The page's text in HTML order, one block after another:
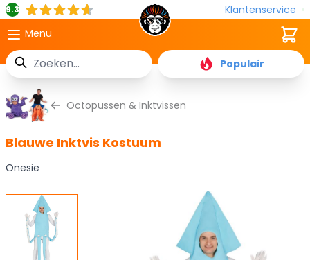
9.3
Klantenservice
Menu
Zoek
Populair
Cart
Octopussen & Inktvissen
Blauwe Inktvis Kostuum
Onesie